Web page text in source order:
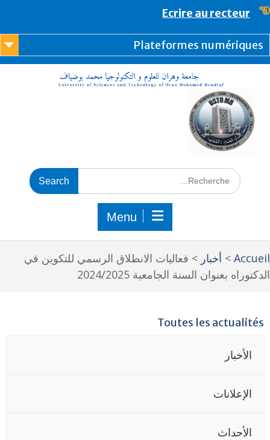
content
Ecrire au recteur
Plateformes
Menu
> أخبار> فعاليات الانطلاق الرسمي للتكوين في
بعنوان السنة الجامعية 2024/2025
Toutes les
الأخبار
الإعلانات
الأحداث